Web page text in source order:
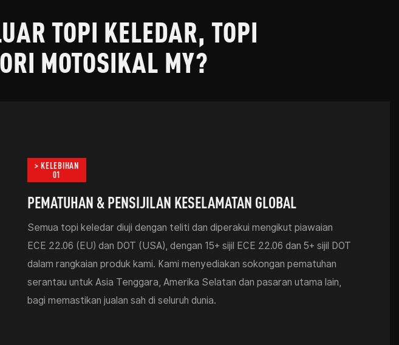
TOPI KELEDAR, TOPI
MOTOSIKAL MY?
> KELEBIHAN
01
PEMATUHAN & PENSIJILAN KESELAMATAN GLOBAL
Semua topi keledar diuji dengan teliti dan diperakui mengikut piawaian
ECE 22.06 (EU) dan DOT (USA), dengan 15+ sijil ECE 22.06 dan 5+ sijil DOT
dalam rangkaian produk kami. Kami menyediakan sokongan pematuhan
serantau untuk Asia Tenggara, Amerika Selatan dan pasaran utama lain,
bagi memastikan jualan sah di seluruh dunia.